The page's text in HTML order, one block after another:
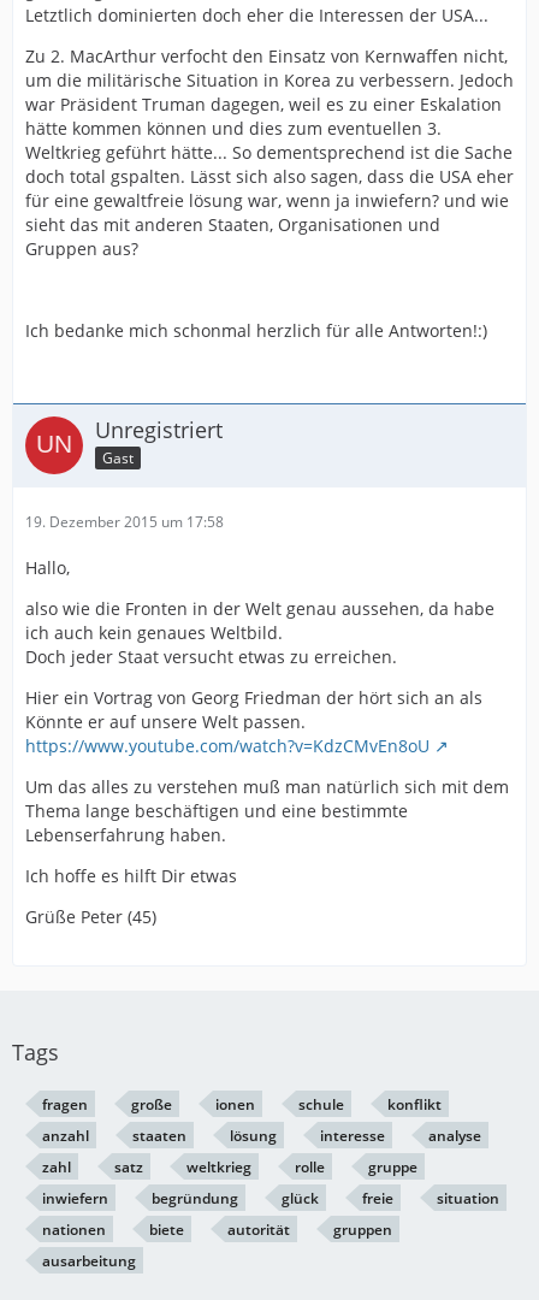
Letztlich dominierten doch eher die Interessen der USA...
Zu 2. MacArthur verfocht den Einsatz von Kernwaffen nicht,
um die militärische Situation in Korea zu verbessern. Jedoch
war Präsident Truman dagegen, weil es zu einer Eskalation
hätte kommen können und dies zum eventuellen 3.
Weltkrieg geführt hätte... So dementsprechend ist die Sache
doch total gspalten. Lässt sich also sagen, dass die USA eher
für eine gewaltfreie lösung war, wenn ja inwiefern? und wie
sieht das mit anderen Staaten, Organisationen und
Gruppen aus?
Ich bedanke mich schonmal herzlich für alle Antworten!:)
Unregistriert
Gast
19. Dezember 2015 um 17:58
Hallo,
also wie die Fronten in der Welt genau aussehen, da habe
ich auch kein genaues Weltbild.
Doch jeder Staat versucht etwas zu erreichen.
Hier ein Vortrag von Georg Friedman der hört sich an als
Könnte er auf unsere Welt passen.
https://www.youtube.com/watch?v=KdzCMvEn8oU
Um das alles zu verstehen muß man natürlich sich mit dem
Thema lange beschäftigen und eine bestimmte
Lebenserfahrung haben.
Ich hoffe es hilft Dir etwas
Grüße Peter (45)
Tags
fragen große ionen schule
konflikt
anzahl
staaten lösung interesse
analyse
zahl
satz weltkrieg rolle
gruppe
inwiefern
begründung glück freie
situation
nationen
biete autorität
gruppen
ausarbeitung